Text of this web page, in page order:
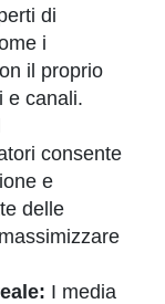
di
i
il proprio
e canali.
consente
e
delle
I media